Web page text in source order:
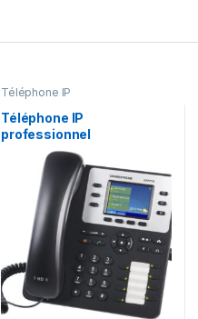
Téléphone IP
Téléphone IP
professionnel
Grandstream GXP2130